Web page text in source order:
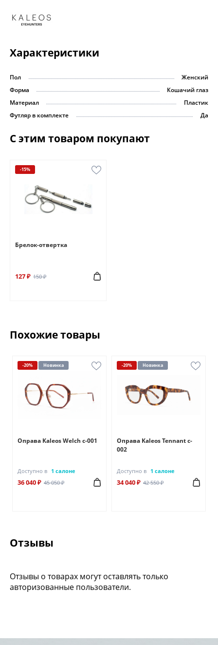
Характеристики
Пол
Женский
Форма
Кошачий глаз
Материал
Пластик
Футляр в комплекте
Да
С этим товаром покупают
-15%
Брелок-отвертка
127 ₽ 150 ₽
Похожие товары
-20% Новинка
Оправа Kaleos Welch c-001
Доступно в 1 салоне
36 040 ₽ 45 050 ₽
-20% Новинка
Оправа Kaleos Tennant c-
002
Доступно в 1 салоне
34 040 ₽ 42 550 ₽
Отзывы
Отзывы о товарах могут оставлять только
авторизованные пользователи.